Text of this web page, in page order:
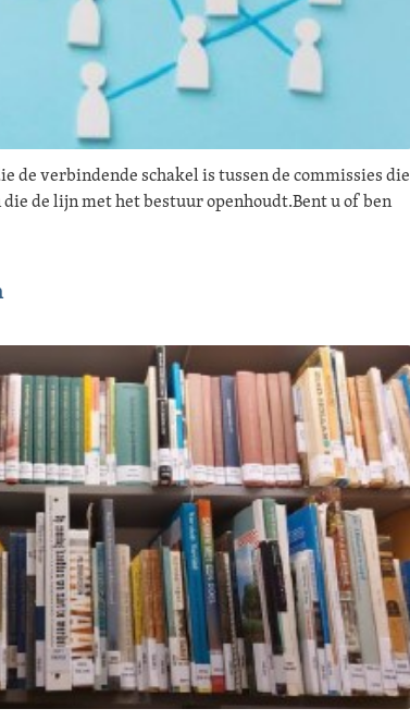
de verbindende schakel is tussen de commissies die
de lijn met het bestuur openhoudt.Bent u of ben